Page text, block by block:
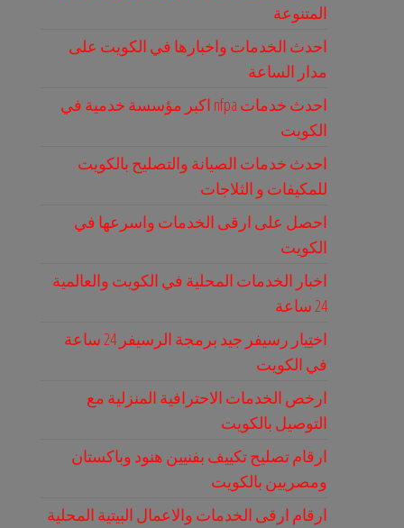
المتنوعة
احدث الخدمات واخبارها في الكويت على
مدار الساعة
احدث خدمات nfpa اكبر مؤسسة خدمية في
الكويت
احدث خدمات الصيانة والتصليح بالكويت
للمكيفات و الثلاجات
احصل على ارقى الخدمات واسرعها في
الكويت
اخبار الخدمات المحلية في الكويت والعالمية
24 ساعة
اختِيار رسيفر جيد برمجة الرسيفر 24 ساعة
في الكويت
ارخص الخدمات الاحترافية المنزلية مع
التوصيل بالكويت
ارقام تصليح تكييف بفنيين هنود وباكستان
ومصريين بالكويت
ارقام ارقى الخدمات والاعمال البيتية المحلية